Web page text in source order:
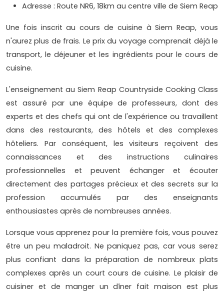
Adresse : Route NR6, 18km au centre ville de Siem Reap
Une fois inscrit au cours de cuisine à Siem Reap, vous
n'aurez plus de frais. Le prix du voyage comprenait déjà le
transport, le déjeuner et les ingrédients pour le cours de
cuisine.
L'enseignement au Siem Reap Countryside Cooking Class
est assuré par une équipe de professeurs, dont des
experts et des chefs qui ont de l'expérience ou travaillent
dans des restaurants, des hôtels et des complexes
hôteliers. Par conséquent, les visiteurs reçoivent des
connaissances et des instructions culinaires
professionnelles et peuvent échanger et écouter
directement des partages précieux et des secrets sur la
profession accumulés par des enseignants
enthousiastes après de nombreuses années.
Lorsque vous apprenez pour la première fois, vous pouvez
être un peu maladroit. Ne paniquez pas, car vous serez
plus confiant dans la préparation de nombreux plats
complexes après un court cours de cuisine. Le plaisir de
cuisiner et de manger un dîner fait maison est plus